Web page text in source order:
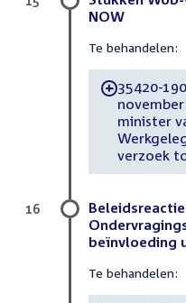
NOW
Te behandelen:
-35420-
minister
verzoek
beïnvloeding
Te behandelen:
16